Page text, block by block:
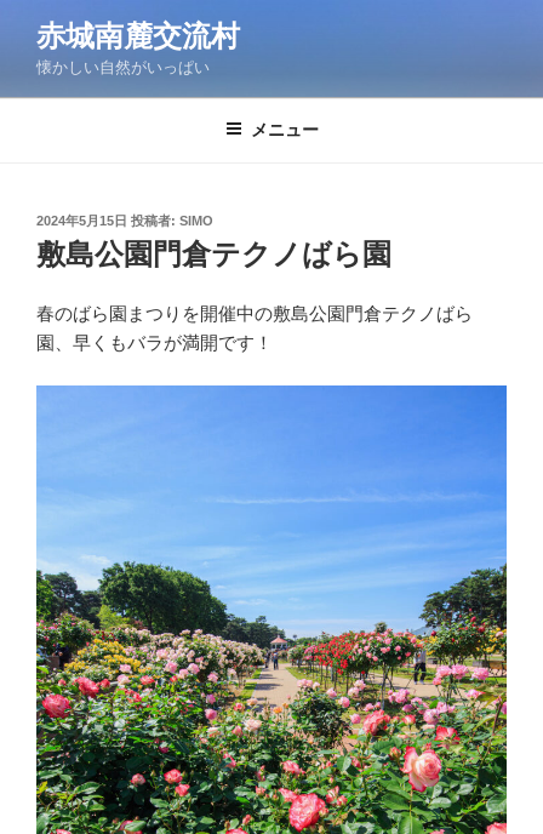
ン
赤城南麓交流村
懐かしい自然がいっぱい
メニュー
投
稿
日:
2024年5月15日 投稿者: SIMO
敷島公園門倉テクノばら園
春のばら園まつりを開催中の敷島公園門倉テクノばら
園、早くもバラが満開です！